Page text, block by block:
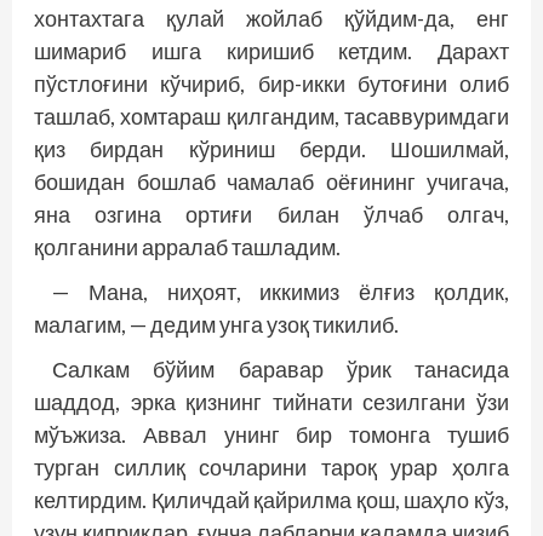
хонтахтага қулай жойлаб қўйдим-да, енг
шимариб ишга киришиб кетдим. Дарахт
пўстлоғини кўчириб, бир-икки бутоғини олиб
ташлаб, хомтараш қилгандим, тасаввуримдаги
қиз бирдан кўриниш берди. Шошилмай,
бошидан бошлаб чамалаб оёғининг учигача,
яна озгина ортиғи билан ўлчаб олгач,
қолганини арралаб ташладим.
— Мана, ниҳоят, иккимиз ёлғиз қолдик,
малагим, — дедим унга узоқ тикилиб.
Салкам бўйим баравар ўрик танасида
шаддод, эрка қизнинг тийнати сезилгани ўзи
мўъжиза. Аввал унинг бир томонга тушиб
турган силлиқ сочларини тароқ урар ҳолга
келтирдим. Қиличдай қайрилма қош, шаҳло кўз,